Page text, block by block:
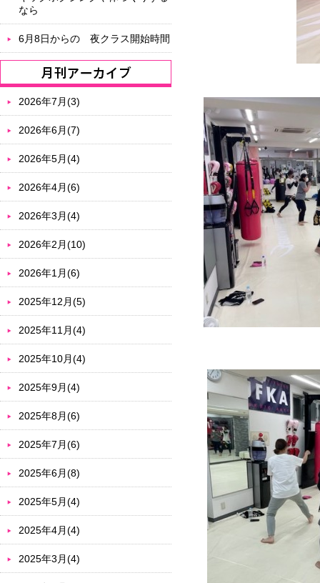
なら
6月8日からの 夜クラス開始時間
2026年7月(3)
2026年6月(7)
2026年5月(4)
2026年4月(6)
2026年3月(4)
2026年2月(10)
2026年1月(6)
2025年12月(5)
2025年11月(4)
2025年10月(4)
2025年9月(4)
2025年8月(6)
2025年7月(6)
2025年6月(8)
2025年5月(4)
2025年4月(4)
2025年3月(4)